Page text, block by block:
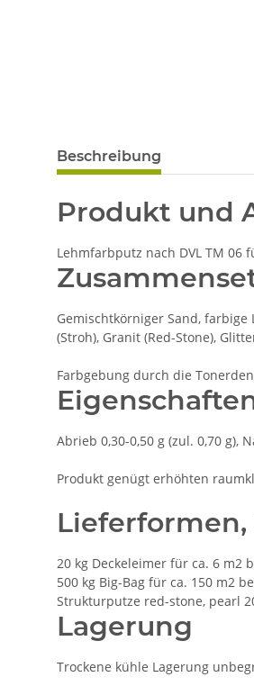
Beschreibung
Produkt und
Lehmfarbputz nach DVL TM
Gemischtkörniger Sand, farbige
(Stroh), Granit (Red-Stone),
Farbgebung durch die
Abrieb 0,30-0,50 g (zul. 0,70 g),
Produkt genügt erhöhten
20 kg Deckeleimer für ca. 6 m2
500 kg Big-Bag für ca. 150 m2
Strukturputze red-stone, pearl
Lagerung
Trockene kühle Lagerung